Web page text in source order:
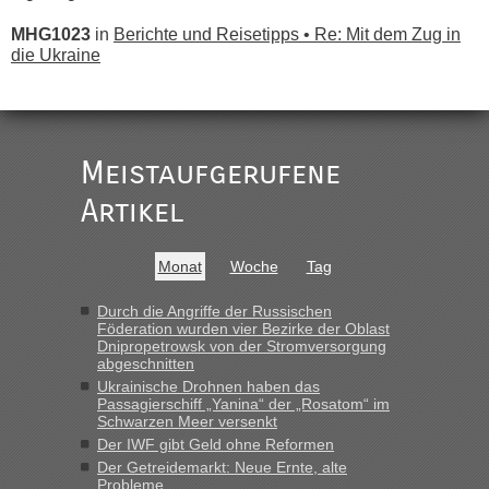
MHG1023 in Berichte und Reisetipps • Re: Mit dem Zug in
die Ukraine
Ist korrekt, aber ich finde man hätte trotzdem im Text gleich
darauf hinweisen können.
War aber nicht "böse" gemeint ...
buchbar - warum auch immer ...
Hab´s versucht - bekomme aber immer angezeigt "auf dieser
Strecke fahren wir nicht"
inBerichte und Reisetipps • Re: Mit dem Zug in
die Ukraine
„Man sollte aber explizit dazu schreiben, daß es ein Zug von
Meistaufgerufene
Artikel
Monat Woche Tag
Durch die Angriffe der Russischen
Föderation wurden vier Bezirke der Oblast
Dnipropetrowsk von der Stromversorgung
abgeschnitten
Ukrainische Drohnen haben das
Passagierschiff „Yanina“ der „Rosatom“ im
Schwarzen Meer versenkt
Der IWF gibt Geld ohne Reformen
Der Getreidemarkt: Neue Ernte, alte
Probleme